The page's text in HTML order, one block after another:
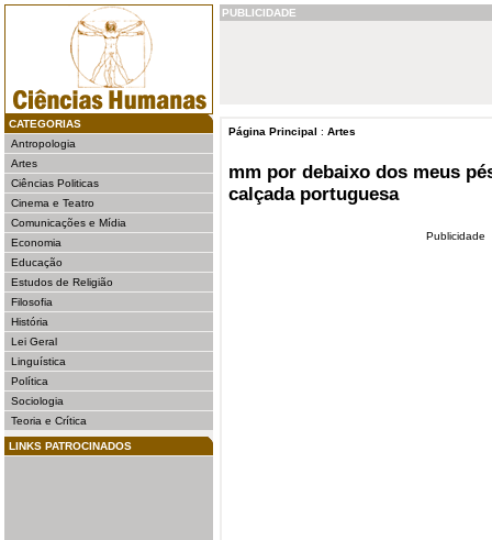
CATEGORIAS
Antropologia
Artes
Ciências Politicas
Cinema e Teatro
Comunicações e Mídia
Economia
Educação
Estudos de Religião
Filosofia
História
Lei Geral
Linguística
Política
Sociologia
Teoria e Crítica
LINKS PATROCINADOS
PUBLICIDADE
Página Principal : Artes
mm por debaixo dos meus
calçada portuguesa
Publicidade